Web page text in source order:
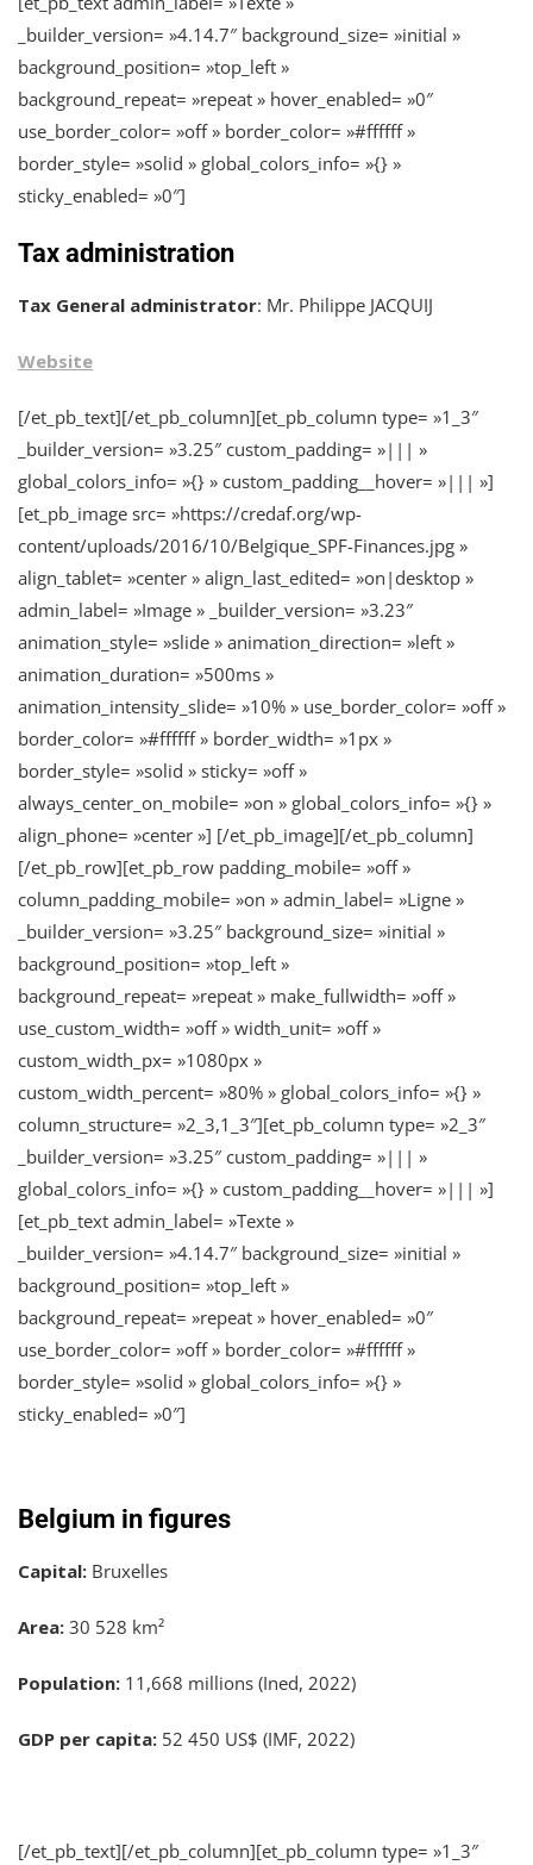
_builder_version= »4.14.7″ background_size= »initial »
background_position= »top_left »
background_repeat= »repeat » hover_enabled= »0″
use_border_color= »off » border_color= »#ffffff »
border_style= »solid » global_colors_info= »{} »
sticky_enabled= »0″]
Tax administration
Tax General administrator: Mr. Philippe JACQUIJ
Website
[/et_pb_text][/et_pb_column][et_pb_column type= »1_3″
_builder_version= »3.25″ custom_padding= »||| »
global_colors_info= »{} » custom_padding__hover= »||| »]
[et_pb_image src= »https://credaf.org/wp-
content/uploads/2016/10/Belgique_SPF-Finances.jpg »
align_tablet= »center » align_last_edited= »on|desktop »
admin_label= »Image » _builder_version= »3.23″
animation_style= »slide » animation_direction= »left »
animation_duration= »500ms »
animation_intensity_slide= »10% » use_border_color= »off »
border_color= »#ffffff » border_width= »1px »
border_style= »solid » sticky= »off »
always_center_on_mobile= »on » global_colors_info= »{} »
align_phone= »center »] [/et_pb_image][/et_pb_column]
[/et_pb_row][et_pb_row padding_mobile= »off »
column_padding_mobile= »on » admin_label= »Ligne »
_builder_version= »3.25″ background_size= »initial »
background_position= »top_left »
background_repeat= »repeat » make_fullwidth= »off »
use_custom_width= »off » width_unit= »off »
custom_width_px= »1080px »
custom_width_percent= »80% » global_colors_info= »{} »
column_structure= »2_3,1_3″][et_pb_column type= »2_3″
_builder_version= »3.25″ custom_padding= »||| »
global_colors_info= »{} » custom_padding__hover= »||| »]
[et_pb_text admin_label= »Texte »
_builder_version= »4.14.7″ background_size= »initial »
background_position= »top_left »
background_repeat= »repeat » hover_enabled= »0″
use_border_color= »off » border_color= »#ffffff »
border_style= »solid » global_colors_info= »{} »
sticky_enabled= »0″]
Belgium in figures
Capital: Bruxelles
Area: 30 528 km²
Population: 11,668 millions (Ined, 2022)
GDP per capita: 52 450 US$ (IMF, 2022)
[/et_pb_text][/et_pb_column][et_pb_column type= »1_3″